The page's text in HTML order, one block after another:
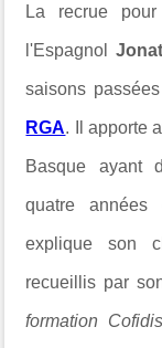
La recrue
l'Espagnol
saisons
RGA. Il apporte
Basque ayant
quatre années
explique son
recueillis par
formation